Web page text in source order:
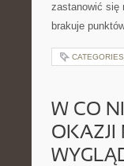
zastanowić się
brakuje
W CO
OKAZJI